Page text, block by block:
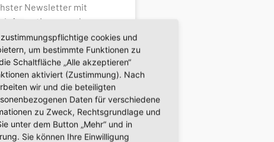
Newsletter mit
Informationen und
in die kühlere
werden.Der August
»
cookies und
um bestimmte Funktionen zu
Schaltfläche „Alle akzeptieren“
aktiviert (Zustimmung). Nach
wir und die beteiligten
Daten für verschiedene
zu Zweck, Rechtsgrundlage und
unter dem Button „Mehr“ und in
Sie können Ihre Einwilligung